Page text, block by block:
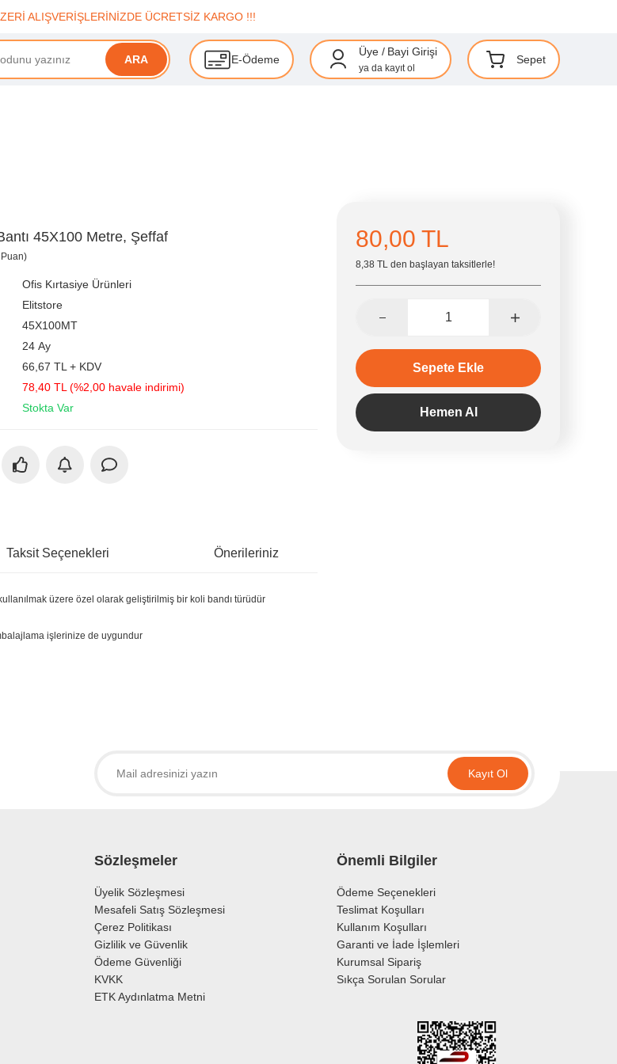
ALIŞVERİŞLERİNİZDE ÜCRETSİZ KARGO !!!
ARA E-Ödeme
Üye / Bayi Girişi
ya da kayıt ol
Sepet
45X100 Metre, Şeffaf
Ofis Kırtasiye Ürünleri
Elitstore
45X100MT
24 Ay
66,67 TL + KDV
78,40 TL (%2,00 havale indirimi)
Stokta Var
Taksit Seçenekleri Önerileriniz
üzere özel olarak geliştirilmiş bir koli bandı türüdür
işlerinize de uygundur
80,00 TL
8,38 TL den başlayan taksitlerle!
Sepete Ekle
Hemen Al
Kayıt Ol
Sözleşmeler
Üyelik Sözleşmesi
Mesafeli Satış Sözleşmesi
Çerez Politikası
Gizlilik ve Güvenlik
Ödeme Güvenliği
KVKK
ETK Aydınlatma Metni
Önemli Bilgiler
Ödeme Seçenekleri
Teslimat Koşulları
Kullanım Koşulları
Garanti ve İade İşlemleri
Kurumsal Sipariş
Sıkça Sorulan Sorular